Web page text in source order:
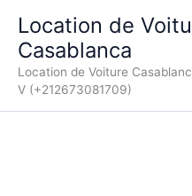
contenu
Location de
Casablanca
Location de Voiture
V (+212673081709)